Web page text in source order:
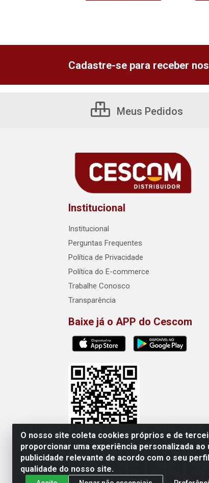
O nosso site coleta cookies próprios e de
proporcionar uma experiência personalizada
publicidade relevante de acordo com o seu
qualidade do nosso site.
Cadastre-se para receber
Meus Pedidos
Institucional
Institucional
Perguntas Frequentes
Política de Privacidade
Política do E-commerce
Trabalhe Conosco
Transparência
Baixe já o APP do Cescom
Cescom Distribuidor